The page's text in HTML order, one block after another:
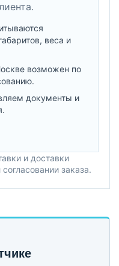
веса и
возможен по
документы и
и доставки
заказа.